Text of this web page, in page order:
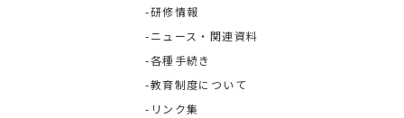
研修情報
ニュース・関連資料
各種手続き
教育制度について
リンク集